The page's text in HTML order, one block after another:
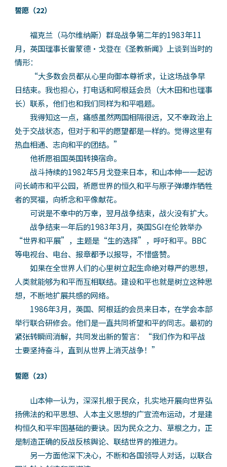
誓愿（22）
福克兰（马尔维纳斯）群岛战争第二年的1983年11
月，英国理事长雷蒙德·戈登在《圣教新闻》上谈到当时的
情形：
“大多数会员都从心里向御本尊祈求，让这场战争早
日结束。我也担心，打电话和阿根廷会员（大木田和也理事
长）联系，他们也和我们同样为和平唱题。
我得知这一点，痛感虽然两国相隔很远，又不幸政治上
处于交战状态，但对于和平的愿望都是一样的。觉得这里有
热血相通、志向和平的团结。”
他祈愿祖国英国转换宿命。
战斗持续的1982年5月戈登来日本，和山本伸一一起访
问长崎市和平公园，祈愿世界的恒久和平与原子弹爆炸牺牲
者的冥福，向祈念和平像献花。
可说是不幸中的万幸，翌月战争结束，战火没有扩大。
战争结束一年后的1983年3月，英国SGI在伦敦举办
“世界和平展”，主题是“生的选择”，呼吁和平。BBC
等电视台、电台、报章都予以报导，不惜盛赞。
如果在全世界人们的心里树立起生命绝对尊严的思想，
人类就能够为和平而互相联结。建设和平也就是树立这种思
想，不断地扩展共感的网络。
1986年3月，英国、阿根廷的会员来日本，在学会本部
举行联合研修会。他们是一直共同祈望和平的同志。最初的
紧张转瞬间消解，共同发出新的誓言：“我们作为和平战
士要坚持奋斗，直到从世界上消灭战争！”
誓愿（23）
山本伸一认为，深深扎根于民众，扎实地开展向世界弘
扬佛法的和平思想、人本主义思想的广宣流布运动，才是建
构恒久和平牢固基础的要诀。因为民众之力、草根之力，正
是制造正确的反战反核舆论、联结世界的推进力。
另一方面他深下决心，不断和各国领导人对话，以联合